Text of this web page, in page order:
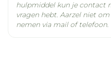
hulpmiddel kun je contact
vragen hebt. Aarzel niet
nemen via mail of telefoon.